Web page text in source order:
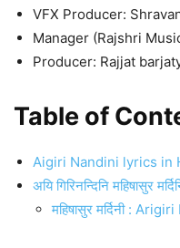
VFX Producer:
Manager (Rajshri
Producer: Rajjat
Table of
Aigiri Nandini lyrics in
अयि गिरिनन्दिनि
महिषासुर मर्दिनी :